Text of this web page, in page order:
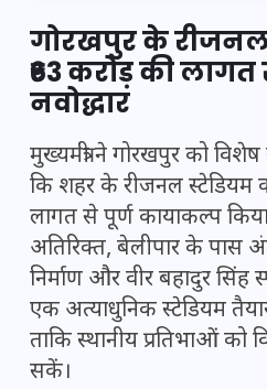
गोरखपुर के
₹63 करोड़ की लागत
नवोद्धार
मुख्यमंत्री ने गोरखपुर को
कि शहर के रीजनल स्टेडियम
लागत से पूर्ण कायाकल्प
अतिरिक्त, बेलीपार के पास
निर्माण और वीर बहादुर सिंह
एक अत्याधुनिक स्टेडियम
ताकि स्थानीय प्रतिभाओं को
सकें।